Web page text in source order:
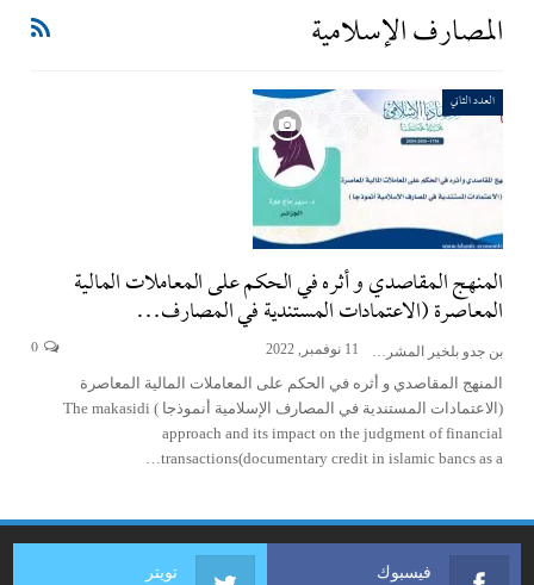
المصارف الإسلامية
العدد الثاني
المنهج المقاصدي و أثره في الحكم على المعاملات المالية
المعاصرة (الاعتمادات المستندية في المصارف…
بن جدو بلخير المشرف العام 11 نوفمبر, 2022
المنهج المقاصدي و أثره في الحكم على المعاملات المالية المعاصرة
(الاعتمادات المستندية في المصارف الإسلامية أنموذجا ) The makasidi
approach and its impact on the judgment of financial
transactions(documentary credit in islamic bancs as a…
فيسبوك تويتر